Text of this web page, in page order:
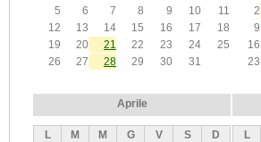
5
6 7 8 9 10
11
12
13 14 15 16 17
18
19
20 21 22 23 24
25
26
27 28 29 30 31
2
9
16
23
Aprile
L M M G V S
D
L